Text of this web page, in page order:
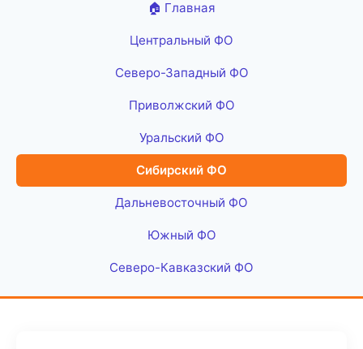
🏠 Главная
Центральный ФО
Северо-Западный ФО
Приволжский ФО
Уральский ФО
Сибирский ФО
Дальневосточный ФО
Южный ФО
Северо-Кавказский ФО